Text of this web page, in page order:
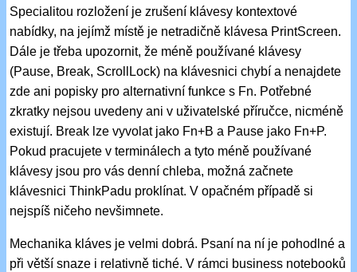
Specialitou rozložení je zrušení klávesy kontextové
nabídky, na jejímž místě je netradičně klávesa PrintScreen.
Dále je třeba upozornit, že méně používané klávesy
(Pause, Break, ScrollLock) na klávesnici chybí a nenajdete
zde ani popisky pro alternativní funkce s Fn. Potřebné
zkratky nejsou uvedeny ani v uživatelské příručce, nicméně
existují. Break lze vyvolat jako Fn+B a Pause jako Fn+P.
Pokud pracujete v terminálech a tyto méně používané
klávesy jsou pro vás denní chleba, možná začnete
klávesnici ThinkPadu proklínat. V opačném případě si
nejspíš ničeho nevšimnete.
Mechanika kláves je velmi dobrá. Psaní na ní je pohodlné a
při větší snaze i relativně tiché. V rámci business notebooků